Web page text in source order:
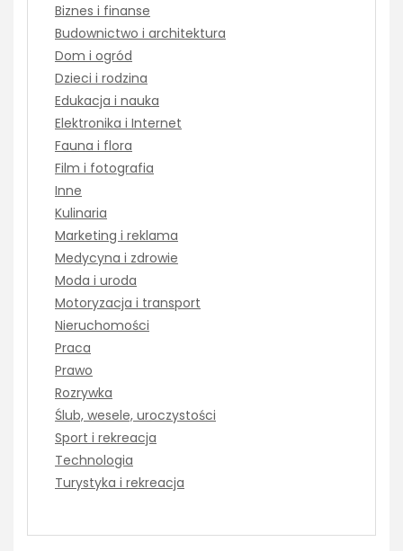
Biznes i finanse
Budownictwo i architektura
Dom i ogród
Dzieci i rodzina
Edukacja i nauka
Elektronika i Internet
Fauna i flora
Film i fotografia
Inne
Kulinaria
Marketing i reklama
Medycyna i zdrowie
Moda i uroda
Motoryzacja i transport
Nieruchomości
Praca
Prawo
Rozrywka
Ślub, wesele, uroczystości
Sport i rekreacja
Technologia
Turystyka i rekreacja